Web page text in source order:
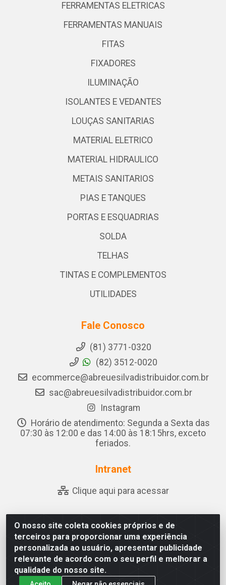
O nosso site coleta cookies próprios e de
terceiros para proporcionar uma experiência
personalizada ao usuário, apresentar publicidade
relevante de acordo com o seu perfil e melhorar a
qualidade do nosso site.
FERRAMENTAS ELETRICAS
FERRAMENTAS MANUAIS
FITAS
FIXADORES
ILUMINAÇÃO
ISOLANTES E VEDANTES
LOUÇAS SANITARIAS
MATERIAL ELETRICO
MATERIAL HIDRAULICO
METAIS SANITARIOS
PIAS E TANQUES
PORTAS E ESQUADRIAS
SOLDA
TELHAS
TINTAS E COMPLEMENTOS
UTILIDADES
Fale Conosco
(81) 3771-0320
(82) 3512-0020
ecommerce@abreuesilvadistribuidor.com.br
sac@abreuesilvadistribuidor.com.br
Instagram
Horário de atendimento: Segunda a Sexta das
07:30 às 12:00 e das 14:00 às 18:15hrs, exceto
feriados.
Intranet
Clique aqui para acessar
Abreu & Silva - Rua Padre Jose de Souza Leite, 265 -
Ariado, Olho D'Água das Flores/AL - CEP 57.442-000 -
CNPJ 04.790.656/0001-06